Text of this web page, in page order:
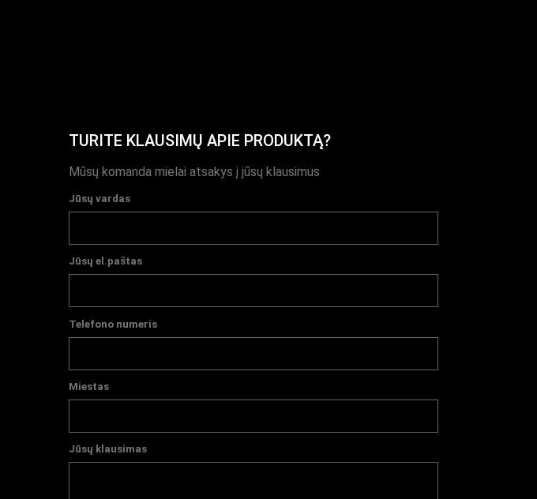
TURITE KLAUSIMŲ APIE PRODUKTĄ?
Mūsų komanda mielai atsakys į jūsų klausimus
Jūsų vardas
Jūsų el.paštas
Telefono numeris
Miestas
Jūsų klausimas